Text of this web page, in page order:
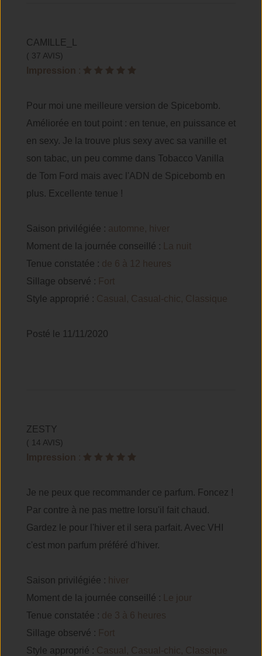
CAMILLE_L
( 37 AVIS)
Impression :
Pour moi une meilleure version de Spicebomb.
Améliorée en tout point : en tenue, en puissance et
en sexy. Je la trouve plus sexy avec sa vanille et
son tabac, un peu comme dans Tobacco Vanilla
de Tom Ford mais avec l'ADN de Spicebomb en
plus. Excellente tenue !
Saison privilégiée : automne, hiver
Moment de la journée conseillé :
La nuit
Tenue constatée : de 6 à 12 heures
Sillage observé : Fort
Style approprié : Casual, Casual-chic, Classique
Posté le 11/11/2020
ZESTY
( 14 AVIS)
Impression :
Je ne peux que recommander ce parfum. Foncez !
Par contre à ne pas mettre lorsu'il fait chaud.
Gardez le pour l'hiver et il sera parfait. Avec VHI
c'est mon parfum préféré d'hiver.
Saison privilégiée : hiver
Moment de la journée conseillé :
Le jour
Tenue constatée : de 3 à 6 heures
Sillage observé : Fort
Style approprié : Casual, Casual-chic, Classique